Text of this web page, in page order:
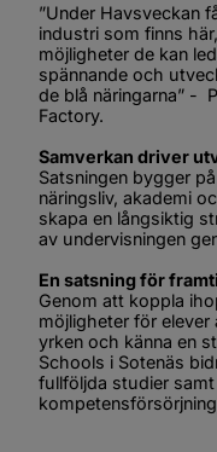
”Under Havsveckan
industri som finns
möjligheter de kan
spännande och
de blå näringarna” -
Factory.
Samverkan driver
Satsningen bygger
näringsliv, akademi
skapa en långsiktig
av undervisningen
En satsning för
Genom att koppla
möjligheter för
yrken och känna en
Schools i Sotenäs
fullföljda studier